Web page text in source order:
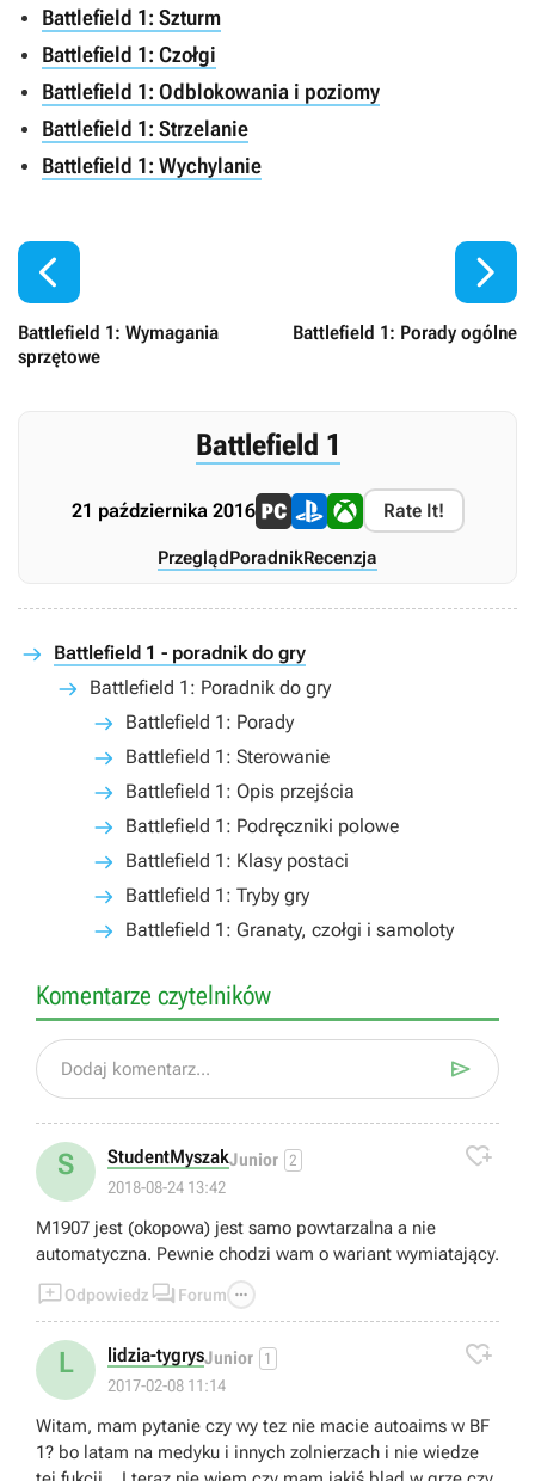
Battlefield 1: Szturm
Battlefield 1: Czołgi
Battlefield 1: Odblokowania i poziomy
Battlefield 1: Strzelanie
Battlefield 1: Wychylanie

Battlefield 1: Wymagania
sprzętowe
Battlefield 1: Porady ogólne

Battlefield 1
21 października 2016 Rate It!
PrzeglądPoradnikRecenzja
Battlefield 1 - poradnik do gry
Battlefield 1: Poradnik do gry
Battlefield 1: Porady
Battlefield 1: Sterowanie
Battlefield 1: Opis przejścia
Battlefield 1: Podręczniki polowe
Battlefield 1: Klasy postaci
Battlefield 1: Tryby gry
Battlefield 1: Granaty, czołgi i samoloty
Komentarze czytelników
Dodaj komentarz... 
S StudentMyszakJunior 2
2018-08-24 13:42

M1907 jest (okopowa) jest samo powtarzalna a nie
automatyczna. Pewnie chodzi wam o wariant wymiatający.
Odpowiedz  Forum 
L lidzia-tygrysJunior 1
2017-02-08 11:14

Witam, mam pytanie czy wy tez nie macie autoaims w BF
1? bo latam na medyku i innych zolnierzach i nie wiedze